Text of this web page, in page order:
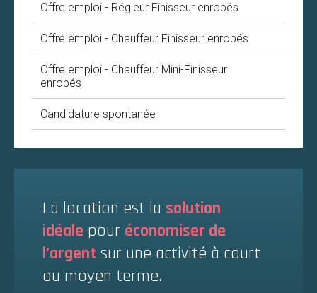
Offre emploi - Régleur Finisseur enrobés
Offre emploi - Chauffeur Finisseur enrobés
Offre emploi - Chauffeur Mini-Finisseur
enrobés
Candidature spontanée
La location est la solution
idéale pour économiser de
l’argent sur une activité à court
ou moyen terme.